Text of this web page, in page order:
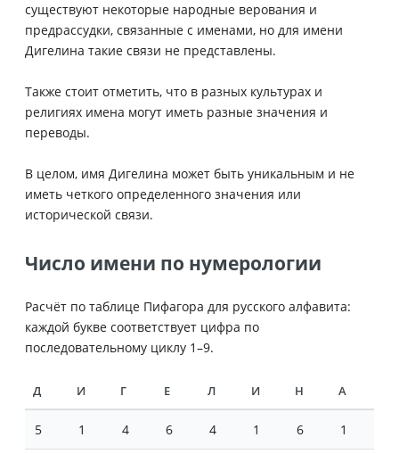
существуют некоторые народные верования и
предрассудки, связанные с именами, но для имени
Дигелина такие связи не представлены.
Также стоит отметить, что в разных культурах и
религиях имена могут иметь разные значения и
переводы.
В целом, имя Дигелина может быть уникальным и не
иметь четкого определенного значения или
исторической связи.
Число имени по нумерологии
Расчёт по таблице Пифагора для русского алфавита:
каждой букве соответствует цифра по
последовательному циклу 1–9.
Д И Г Е Л И Н А
5 1 4 6 4 1 6 1